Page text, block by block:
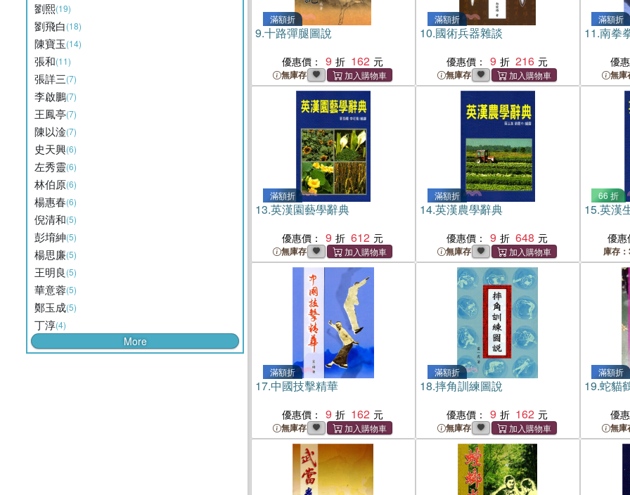
劉熙(19)
劉飛白(18)
陳寶玉(14)
張和(11)
張詳三(7)
李啟鵬(7)
王鳳亭(7)
陳以淦(7)
史天興(6)
左秀靈(6)
林伯原(6)
楊惠春(6)
倪清和(5)
彭堉紳(5)
楊思廉(5)
王明良(5)
華意蓉(5)
鄭玉成(5)
丁淳(4)
More
滿額折
9.十路彈腿圖說
優惠價： 9 162
無庫存
滿額折
10.國術兵器雜談
優惠價： 9 216
無庫存
滿額折
11.南拳
優
無庫
滿額折
13.英漢園藝學辭典
優惠價： 9 612
無庫存
滿額折
14.英漢農學辭典
優惠價： 9 648
無庫存
66 折
15.英漢
優惠
庫存
滿額折
17.中國技擊精華
優惠價： 9 162
無庫存
滿額折
18.摔角訓練圖說
優惠價： 9 162
無庫存
滿額折
19.蛇貓
優
無庫